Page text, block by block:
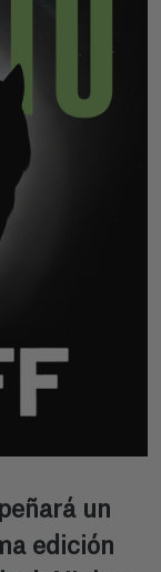
un
edición